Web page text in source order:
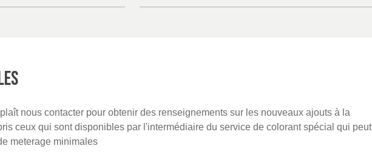
nous contacter pour obtenir des renseignements sur les nouveaux ajouts à la
ceux qui sont disponibles par l'intermédiaire du service de colorant spécial qui peut
meterage minimales